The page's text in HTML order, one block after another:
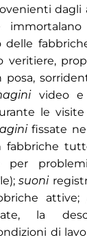
dagli
immortalano
delle
veritiere,
posa,
video e
le
fissate
fabbriche
per
suoni
la
di